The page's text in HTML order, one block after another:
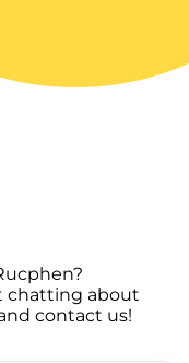
chatting about
contact us!